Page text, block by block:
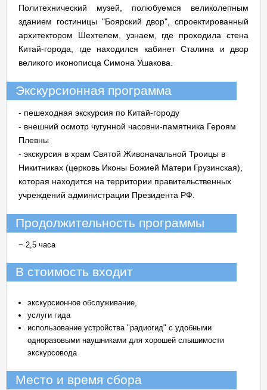
Политехнический музей, полюбуемся великолепным
зданием гостиницы "Боярский двор", спроектированный
архитектором Шехтелем, узнаем, где проходила стена
Китай-города, где находился кабинет Сталина и двор
великого иконописца Симона Ушакова.
Экскурсионная программа
- пешеходная экскурсия по Китай-городу
- внешний осмотр чугунной часовни-памятника Героям
Плевны
- экскурсия в храм Святой Живоначальной Троицы в
Никитниках (церковь Иконы Божией Матери Грузинская),
которая находится на территории правительственных
учреждений администрации Президента РФ.
Продолжительность программы
~ 2,5 часа
В стоимость входит
экскурсионное обслуживание,
услуги гида
использование устройства "радиогид" с удобными
одноразовыми наушниками для хорошей слышимости
экскурсовода
Место и время сбора